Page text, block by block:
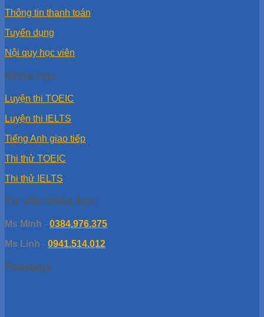
Thông tin thanh toán
Tuyển dụng
Nội quy học viên
Khóa học
Luyện thi TOEIC
Luyện thi IELTS
Tiếng Anh giao tiếp
Thi thử TOEIC
Thi thử IELTS
Tư vấn khóa học
Ms Minh - 0384.976.375
Ms Linh - 0941.514.012
Fanpage